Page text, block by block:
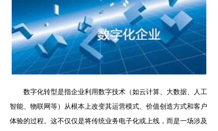
数字化转型是指企业利用数字技术（如云计算、大数据、人工
智能、物联网等）从根本上改变其运营模式、价值创造方式和客户
体验的过程。这不仅仅是将传统业务电子化或上线，而是一场涉及